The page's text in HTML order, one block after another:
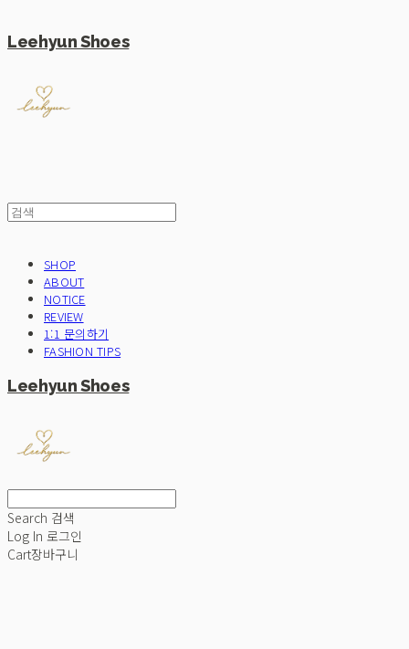
Leehyun Shoes
SHOP
ABOUT
NOTICE
REVIEW
1:1 문의하기
FASHION TIPS
Leehyun Shoes
Search 검색
Log In 로그인
Cart장바구니